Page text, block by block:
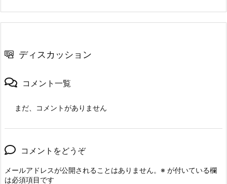
ディスカッション
コメント一覧
まだ、コメントがありません
コメントをどうぞ
メールアドレスが公開されることはありません。 ※ が付いている欄
は必須項目です